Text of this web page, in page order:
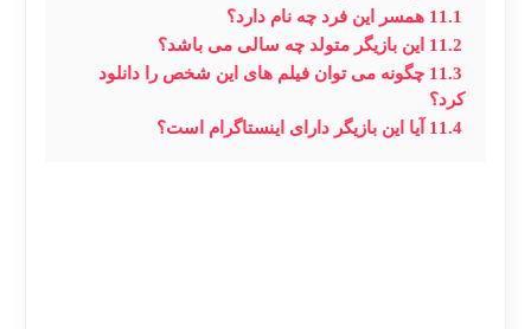
11.1 همسر این فرد چه نام دارد؟
11.2 این بازیگر متولد چه سالی می باشد؟
11.3 چگونه می توان فیلم های این شخص را دانلود
کرد؟
11.4 آیا این بازیگر دارای اینستاگرام است؟